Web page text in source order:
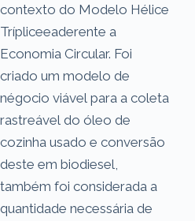
contexto do Modelo Hélice
Trípliceeaderente a
Economia Circular. Foi
criado um modelo de
négocio viável para a coleta
rastreável do óleo de
cozinha usado e conversão
deste em biodiesel,
também foi considerada a
quantidade necessária de